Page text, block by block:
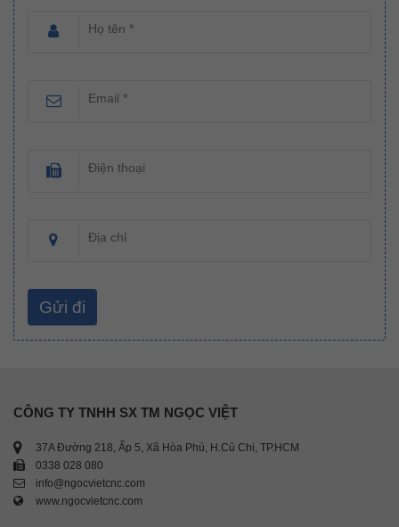
Họ tên *
Email *
Điện thoại
Địa chỉ
CÔNG TY TNHH SX TM NGỌC VIỆT
37A Đường 218, Ấp 5, Xã Hòa Phú, H.Củ Chi, TP.HCM
0338 028 080
info@ngocvietcnc.com
www.ngocvietcnc.com